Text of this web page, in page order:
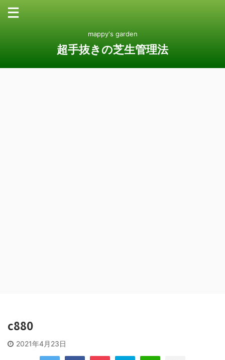
mappy's garden
超手抜きの芝生管理法
c880
2021年4月23日